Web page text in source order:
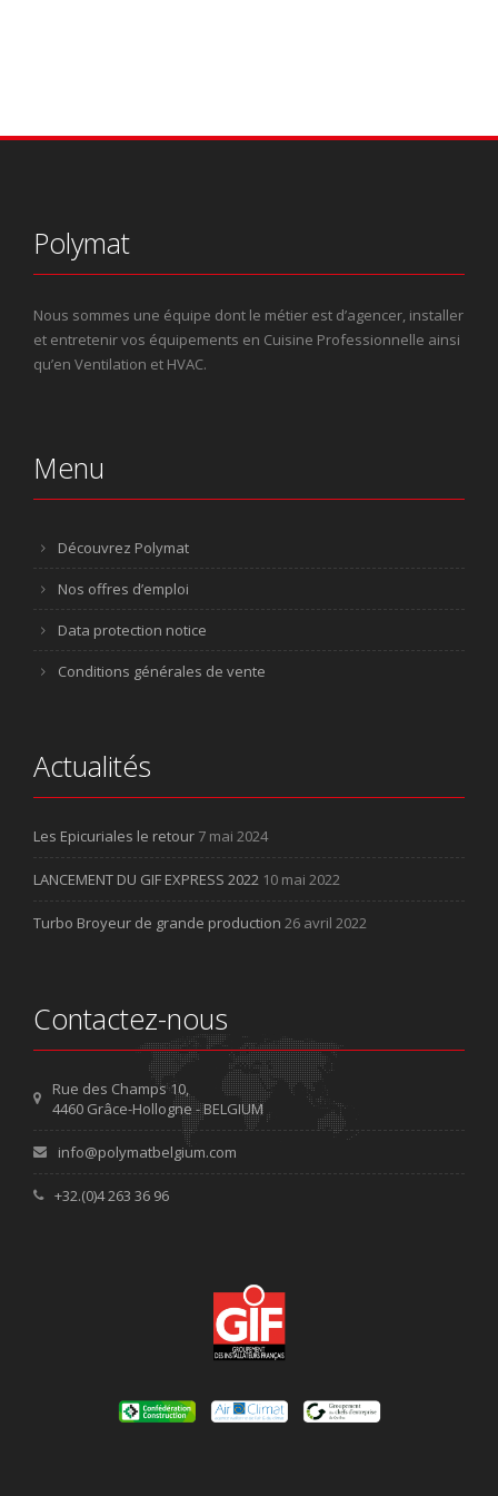
Polymat
Nous sommes une équipe dont le métier est d’agencer, installer
et entretenir vos équipements en Cuisine Professionnelle ainsi
qu’en Ventilation et HVAC.
Menu
Découvrez Polymat
Nos offres d’emploi
Data protection notice
Conditions générales de vente
Actualités
Les Epicuriales le retour 7 mai 2024
LANCEMENT DU GIF EXPRESS 2022 10 mai 2022
Turbo Broyeur de grande production 26 avril 2022
Contactez-nous
Rue des Champs 10,
4460 Grâce-Hollogne - BELGIUM
info@polymatbelgium.com
+32.(0)4 263 36 96